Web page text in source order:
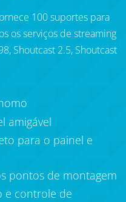
100 suportes para
os serviços de streaming
Shoutcast 2.5, Shoutcast
amigável
para o painel e
pontos de montagem
e controle de